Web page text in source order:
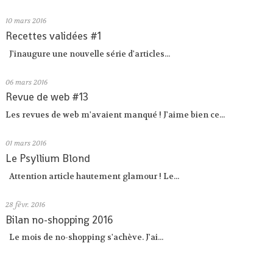
10 mars 2016
Recettes validées #1
J'inaugure une nouvelle série d'articles...
06 mars 2016
Revue de web #13
Les revues de web m'avaient manqué ! J'aime bien ce...
01 mars 2016
Le Psyllium Blond
Attention article hautement glamour ! Le...
28 févr. 2016
Bilan no-shopping 2016
Le mois de no-shopping s'achève. J'ai...